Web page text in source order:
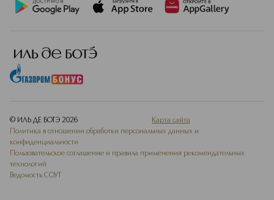
© ИЛЬ ДЕ БОТЭ 2026
Карта сайта
Политика в отношении обработки персональных данных и
конфиденциальности
Пользовательское соглашение и правила применения рекомендательных
технологий
Ведомость СОУТ